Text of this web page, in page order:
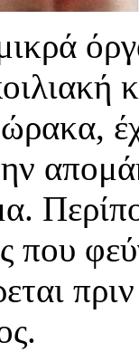
που